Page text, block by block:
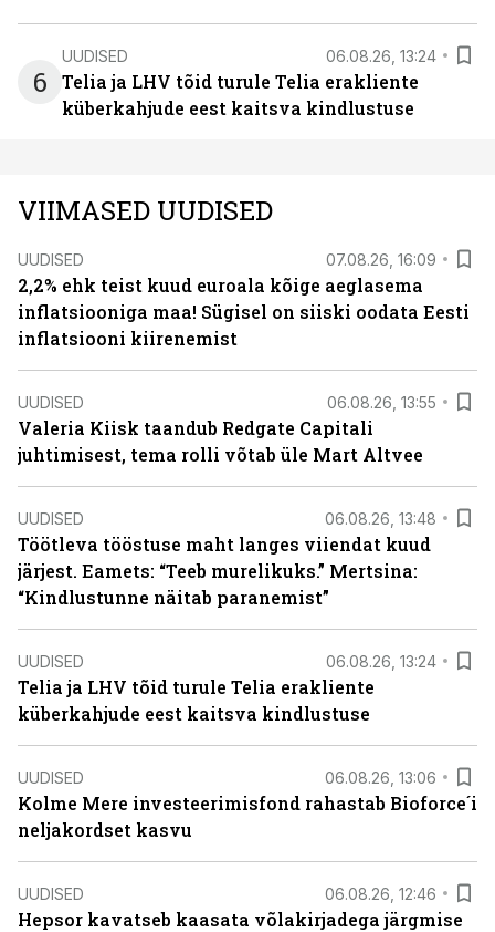
6
UUDISED 06.08.26, 13:24
Telia ja LHV tõid turule Telia erakliente
küberkahjude eest kaitsva kindlustuse
VIIMASED UUDISED
UUDISED 07.08.26, 16:09
2,2% ehk teist kuud euroala kõige aeglasema
inflatsiooniga maa! Sügisel on siiski oodata Eesti
inflatsiooni kiirenemist
UUDISED 06.08.26, 13:55
Valeria Kiisk taandub Redgate Capitali
juhtimisest, tema rolli võtab üle Mart Altvee
UUDISED 06.08.26, 13:48
Töötleva tööstuse maht langes viiendat kuud
järjest. Eamets: “Teeb murelikuks.” Mertsina:
“Kindlustunne näitab paranemist”
UUDISED 06.08.26, 13:24
Telia ja LHV tõid turule Telia erakliente
küberkahjude eest kaitsva kindlustuse
UUDISED 06.08.26, 13:06
Kolme Mere investeerimisfond rahastab Bioforce´i
neljakordset kasvu
UUDISED 06.08.26, 12:46
Hepsor kavatseb kaasata võlakirjadega järgmise